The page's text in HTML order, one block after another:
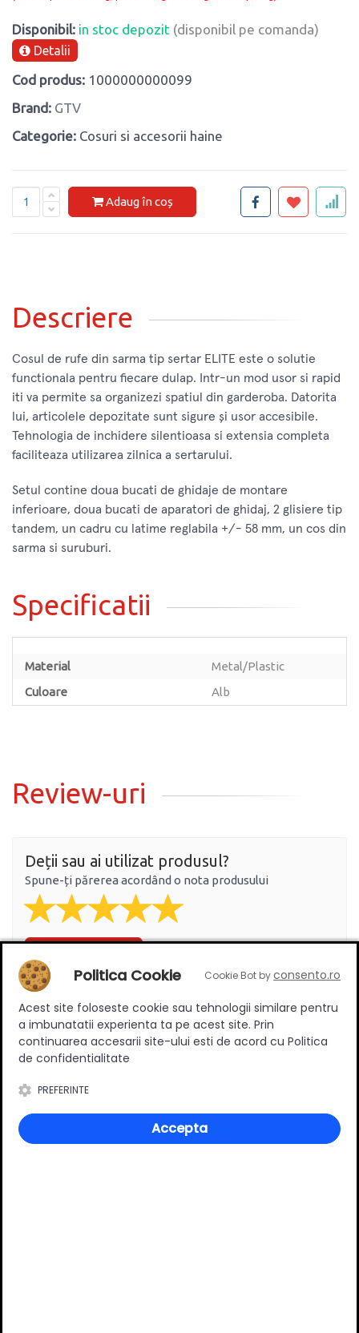
Disponibil: in stoc depozit (disponibil pe comanda)
Detalii
Cod produs: 1000000000099
Brand: GTV
Categorie: Cosuri si accesorii haine
Adaug în coș
Descriere
Cosul de rufe din sarma tip sertar ELITE este o solutie
functionala pentru fiecare dulap. Intr-un mod usor si rapid
iti va permite sa organizezi spatiul din garderoba. Datorita
lui, articolele depozitate sunt sigure și usor accesibile.
Tehnologia de inchidere silentioasa si extensia completa
faciliteaza utilizarea zilnica a sertarului.
Setul contine doua bucati de ghidaje de montare
inferioare, doua bucati de aparatori de ghidaj, 2 glisiere tip
tandem, un cadru cu latime reglabila +/- 58 mm, un cos din
sarma si suruburi.
Specificatii
Material
Metal/Plastic
Culoare
Alb
Review-uri
Deții sau ai utilizat produsul?
Spune-ți părerea acordând o nota produsului
Ratingul general al produsului
0 (0 review-uri)
Politica Cookie Cookie Bot byconsento.ro
Acest site foloseste cookie sau tehnologii similare pentru
a imbunatatii experienta ta pe acest site. Prin
continuarea accesarii site-ului esti de acord cu Politica
de confidentialitate
PREFERINTE
Accepta